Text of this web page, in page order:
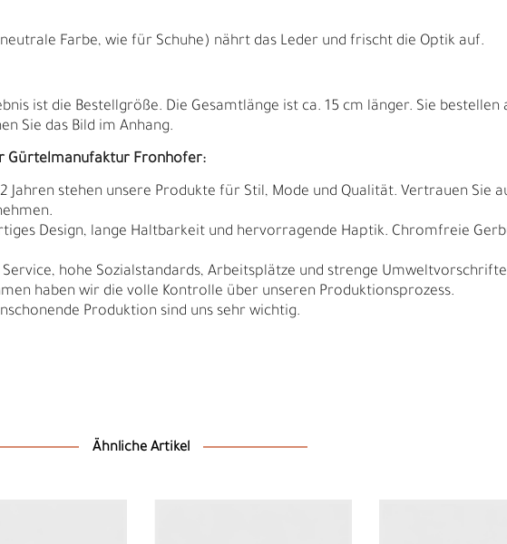
Farbe, wie für Schuhe) nährt das Leder und frischt die Optik auf.
ist die Bestellgröße. Die Gesamtlänge ist ca. 15 cm länger. Sie bestellen
Sie das Bild im Anhang.
Gürtelmanufaktur Fronhofer:
Jahren stehen unsere Produkte für Stil, Mode und Qualität. Vertrauen Sie
Design, lange Haltbarkeit und hervorragende Haptik. Chromfreie
hohe Sozialstandards, Arbeitsplätze und strenge
haben wir die volle Kontrolle über unseren Produktionsprozess.
Produktion sind uns sehr wichtig.
Ähnliche Artikel